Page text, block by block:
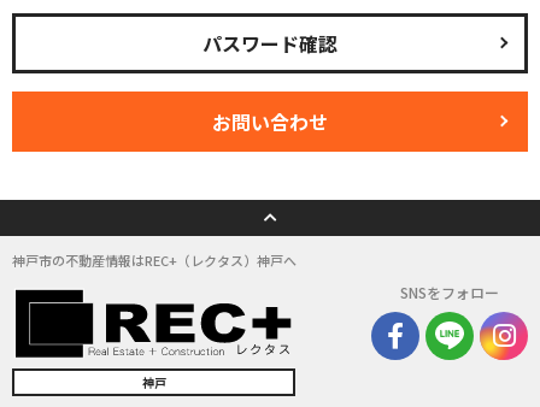
パスワード確認
お問い合わせ
神戸市の不動産情報はREC+（レクタス）神戸へ
神戸
SNSをフォロー